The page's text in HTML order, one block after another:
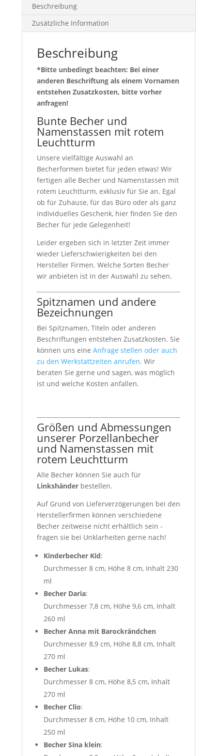
Beschreibung
Zusätzliche Information
Beschreibung
*Bitte unbedingt beachten: Bei einer
anderen Beschriftung als einem Vornamen
entstehen Zusatzkosten, bitte vorher
anfragen!
Bunte Becher und
Namenstassen mit rotem
Leuchtturm
Unsere vielfältige Auswahl an
Becherformen bietet für jeden etwas! Wir
fertigen alle Becher und Namenstassen mit
rotem Leuchtturm, exklusiv für Sie an. Egal
ob für Zuhause, für das Büro oder als ganz
individuelles Geschenk, hier finden Sie den
Becher für jede Gelegenheit!
Leider ergeben sich in letzter Zeit immer
wieder Lieferschwierigkeiten bei den
Hersteller Firmen. Welche Sorten Becher
wir anbieten ist in der Auswahl zu sehen.
Spitznamen und andere
Bezeichnungen
Bei Spitznamen, Titeln oder anderen
Beschriftungen entstehen Zusatzkosten. Sie
können uns eine Anfrage stellen oder auch
zu den Werkstattzeiten anrufen. Wir
beraten Sie gerne und sagen, was möglich
ist und welche Kosten anfallen.
Größen und Abmessungen
unserer Porzellanbecher
und Namenstassen mit
rotem Leuchtturm
Alle Becher können Sie auch für
Linkshänderbestellen.
Auf Grund von Lieferverzögerungen bei den
Herstellerfirmen können verschiedene
Becher zeitweise nicht erhältlich sein -
fragen sie bei Unklarheiten gerne nach!
Kinderbecher Kid:
Durchmesser 8 cm, Höhe 8 cm, Inhalt 230
ml
Becher Daria:
Durchmesser 7,8 cm, Höhe 9,6 cm, Inhalt
260 ml
Becher Anna mit Barockrändchen
Durchmesser 8,9 cm, Höhe 8,8 cm, Inhalt
270 ml
Becher Lukas:
Durchmesser 8 cm, Höhe 8,5 cm, Inhalt
270 ml
Becher Clio:
Durchmesser 8 cm, Höhe 10 cm, Inhalt
250 ml
Becher Sina klein: